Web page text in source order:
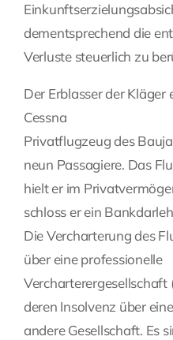
Kontakt
dementsprechend die
Verluste steuerlich zu
Der Erblasser der
Cessna
Privatflugzeug des
neun Passagiere. Das
hielt er im
schloss er ein
Die Vercharterung des
über eine professionelle
Vercharterergesellschaft
deren Insolvenz über eine
andere Gesellschaft. Es